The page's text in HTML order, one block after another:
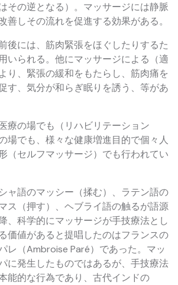
その逆となる）。マッサージには静脈
善しその流れを促進する効果がある。
後には、筋肉緊張をほぐしたりするた
いられる。他にマッサージによる（適
り、緊張の緩和をもたらし、筋肉痛を
す、気分が和らぎ眠りを誘う、等があ
療の場でも（リハビリテーション
場でも、様々な健康増進目的で個々人
（セルフマッサージ）でも行われてい
ャ語のマッシー（揉む）、ラテン語の
ス（押す）、ヘブライ語の触るが語源
、科学的にマッサージが手技療法とし
価値があると提唱したのはフランスの
レ（Ambroise Paré）であった。マッ
に発生したものではあるが、手技療法
能的な行為であり、古代インドの